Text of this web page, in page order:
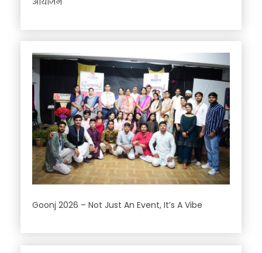
Goonj 2026 – Not Just An Event, It’s A Vibe